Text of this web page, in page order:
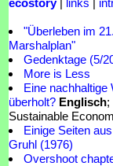
ecostory| links |
"Überleben im
Marshalplan"
Gedenktage (5/
More is Less
Eine
überholt? Englisch;
Sustainable
Einige Seiten
Gruhl (1976)
Overshoot